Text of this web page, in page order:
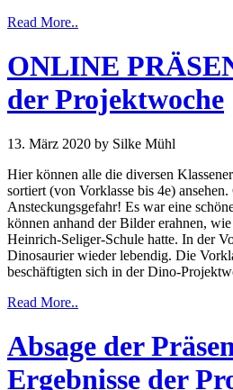
Read More..
ONLINE
der Projektwoche
13. März 2020 by Silke Mühl
Hier können alle die diversen
sortiert (von Vorklasse bis 4e)
Ansteckungsgefahr! Es war eine
können anhand der Bilder erahnen,
Heinrich-Seliger-Schule hatte. In der
Dinosaurier wieder lebendig. Die
beschäftigten sich in der Dino-
Read More..
Absage der
Ergebnisse der